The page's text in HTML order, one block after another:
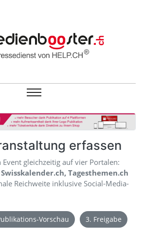
erfassen
Event gleichzeitig auf vier Portalen:
Tagesthemen.ch
Reichweite inklusive Social-Media-
Vorschau
3. Freigabe